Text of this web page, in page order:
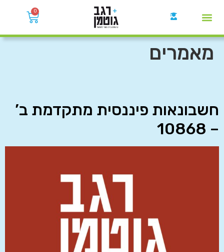
0
מאמרים
חשבונאות פיננסית מתקדמת ב’
– 10868